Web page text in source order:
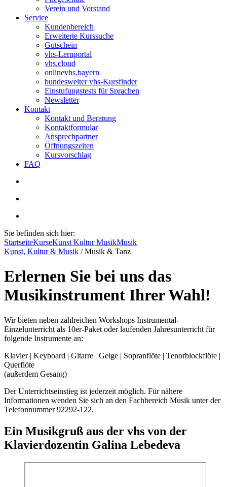
Verein und Vorstand
Service
Kundenbereich
Erweiterte Kurssuche
Gutschein
vhs-Lernportal
vhs.cloud
onlinevhs.bayern
bundesweiter vhs-Kursfinder
Einstufungstests für Sprachen
Newsletter
Kontakt
Kontakt und Beratung
Kontaktformular
Ansprechpartner
Öffnungszeiten
Kursvorschlag
FAQ
Sie befinden sich hier:
StartseiteKurseKunst Kultur MusikMusik
Kunst, Kultur & Musik /Musik & Tanz
Erlernen Sie bei uns das
Musikinstrument Ihrer Wahl!
Wir bieten neben zahlreichen Workshops Instrumental-
Einzelunterricht als 10er-Paket oder laufenden Jahresunterricht für
folgende Instrumente an:
Klavier | Keyboard | Gitarre | Geige | Sopranflöte | Tenorblockflöte |
Querflöte
(außerdem Gesang)
Der Unterrichtseinstieg ist jederzeit möglich. Für nähere
Informationen wenden Sie sich an den Fachbereich Musik unter der
Telefonnummer 92292-122.
Ein Musikgruß aus der vhs von der
Klavierdozentin Galina Lebedeva